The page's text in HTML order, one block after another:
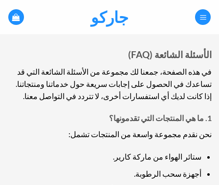
للمحتوى
جاركو
الأسئلة الشائعة (FAQ)
في هذه الصفحة، جمعنا لك مجموعة من الأسئلة الشائعة التي قد
تساعدك في الحصول على إجابات سريعة حول خدماتنا ومنتجاتنا.
إذا كانت لديك أي استفسارات أخرى، لا تتردد في التواصل معنا.
1. ما هي المنتجات التي تقدمونها؟
نحن نقدم مجموعة واسعة من المنتجات تشمل:
ستائر الهواء من ماركة كارير.
أجهزة سحب الرطوبة.